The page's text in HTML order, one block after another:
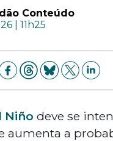
Conteúdo
| 11h25
Niño deve se
aumenta a